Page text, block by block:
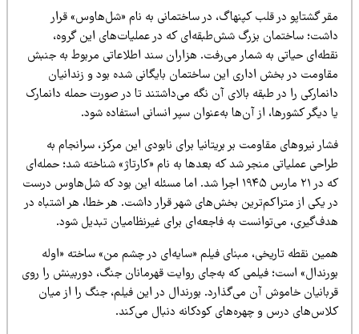
گشتاپو در قلب کپنهاگ، در ساختمانی به نام «شل‌هاوس» قرار
ساختمان بزرگ شش‌طبقه‌ای که در عملیات‌های این گروه،
حیاتی به شمار می‌رفت. هزاران سند اطلاعاتی مربوط به جنبش
در بخش اداری این ساختمان بایگانی شده بود و زندانیان
را در طبقه بالای آن نگه می‌داشتند تا در صورت حمله دانمارک
دیگر کشورها، از آن‌ها به‌عنوان سپر انسانی استفاده شود.
نیروهای مقاومت بر بریتانیا برای نابودی این مرکز، سرانجام به
عملیاتی منجر شد که بعدها به نام «کارتاژ» شناخته شد؛ حمله‌ای
که در ۲۱ مارس ۱۹۴۵ اجرا شد. اما مسئله این بود که شل‌هاوس درست
یکی از متراکم‌ترین بخش‌های شهر قرار داشت. هر خطا، هر اشتباه در
می‌توانست به فاجعه‌ای برای غیرنظامیان تبدیل شود.
نقطه تاریخی، مبنای فیلم «سایه‌ای در چشم من» ساخته «اوله
است؛ فیلمی که به‌جای روایت قهرمانان جنگ، دوربینش را روی
خاموش آن می‌گذارد. بورندال در این فیلم، جنگ را از میان
درس و چهره‌های کودکانه دنبال می‌کند.